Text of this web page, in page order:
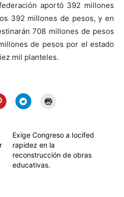
aportó 392 millones
392 millones de pesos, y en
708 millones de pesos
de pesos por el estado
mil planteles.
Exige Congreso a Iocifed
rapidez en la
reconstrucción de obras
educativas.